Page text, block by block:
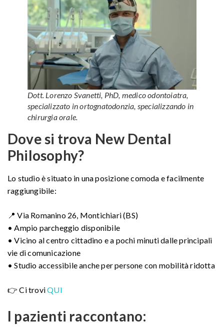
Dott. Lorenzo Svanetti, PhD, medico odontoiatra,
specializzato in ortognatodonzia, specializzando in
chirurgia orale.
Dove si trova New Dental
Philosophy?
Lo studio è situato in una posizione comoda e facilmente
raggiungibile:
📍 Via Romanino 26, Montichiari (BS)
• Ampio parcheggio disponibile
• Vicino al centro cittadino e a pochi minuti dalle principali
vie di comunicazione
• Studio accessibile anche per persone con mobilità ridotta
👉 Ci troviQUI
I pazienti raccontano: